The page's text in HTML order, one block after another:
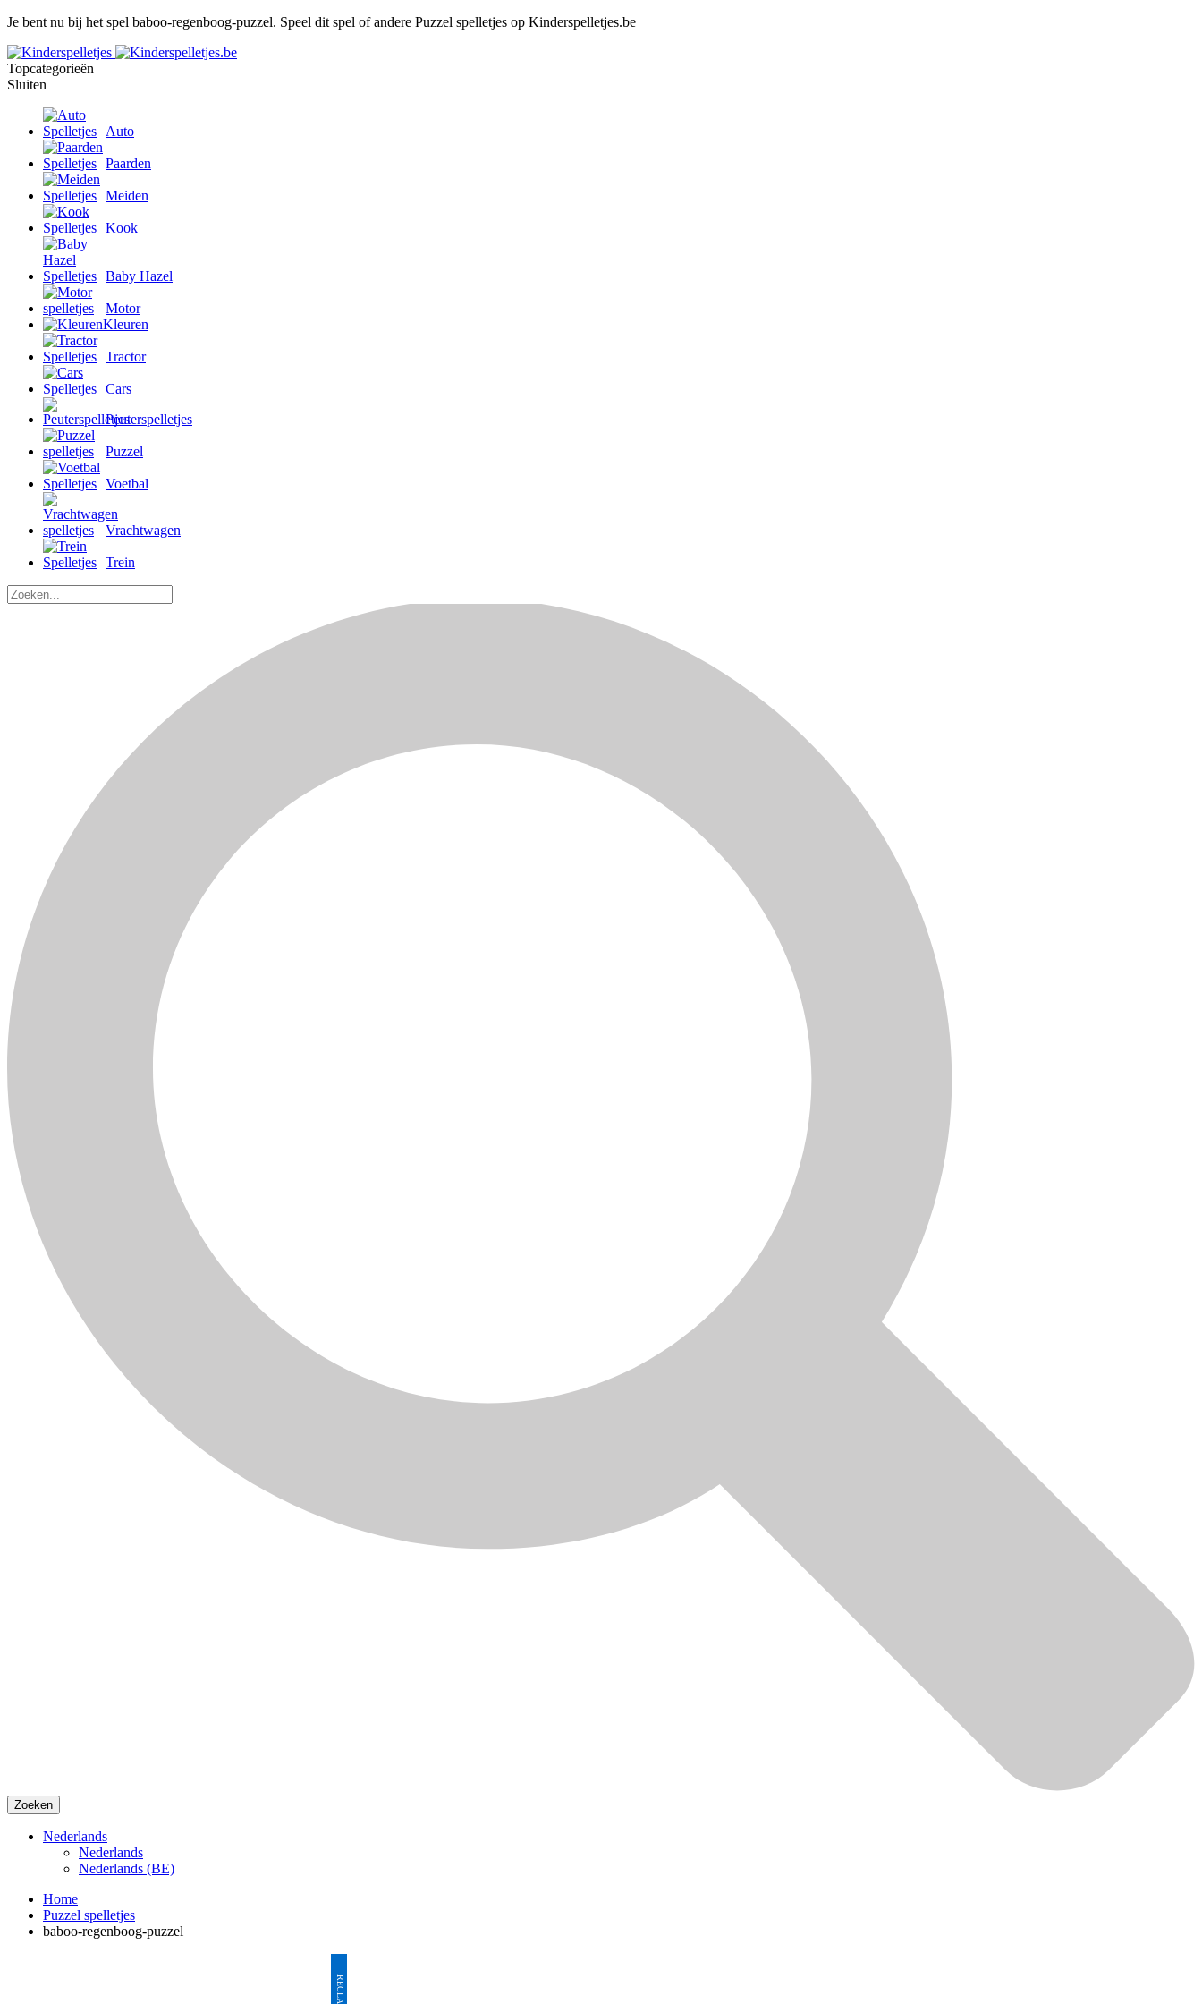
Je bent nu bij het spel baboo-regenboog-puzzel. Speel dit spel of andere Puzzel spelletjes op Kinderspelletjes.be
Topcategorieën
Sluiten
Auto
Paarden
Meiden
Kook
Baby Hazel
Motor
Kleuren
Tractor
Cars
Peuterspelletjes
Puzzel
Voetbal
Vrachtwagen
Trein
Zoeken
Nederlands
Nederlands
Nederlands (BE)
Home
Puzzel spelletjes
baboo-regenboog-puzzel